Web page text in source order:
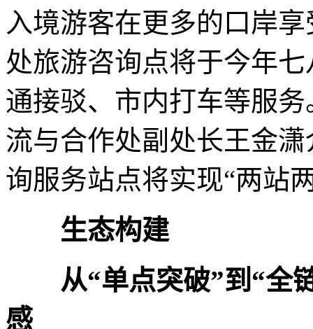
入境游客在更多的口岸
处旅游咨询点将于今年
通接驳、市内打车等服
流与合作处副处长王金
询服务站点将实现“两站
生态构建
从“单点突破”到“全
感